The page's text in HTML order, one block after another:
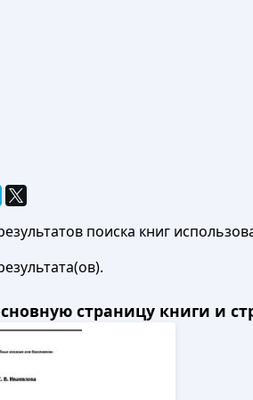
поиска книг
страницу книги и